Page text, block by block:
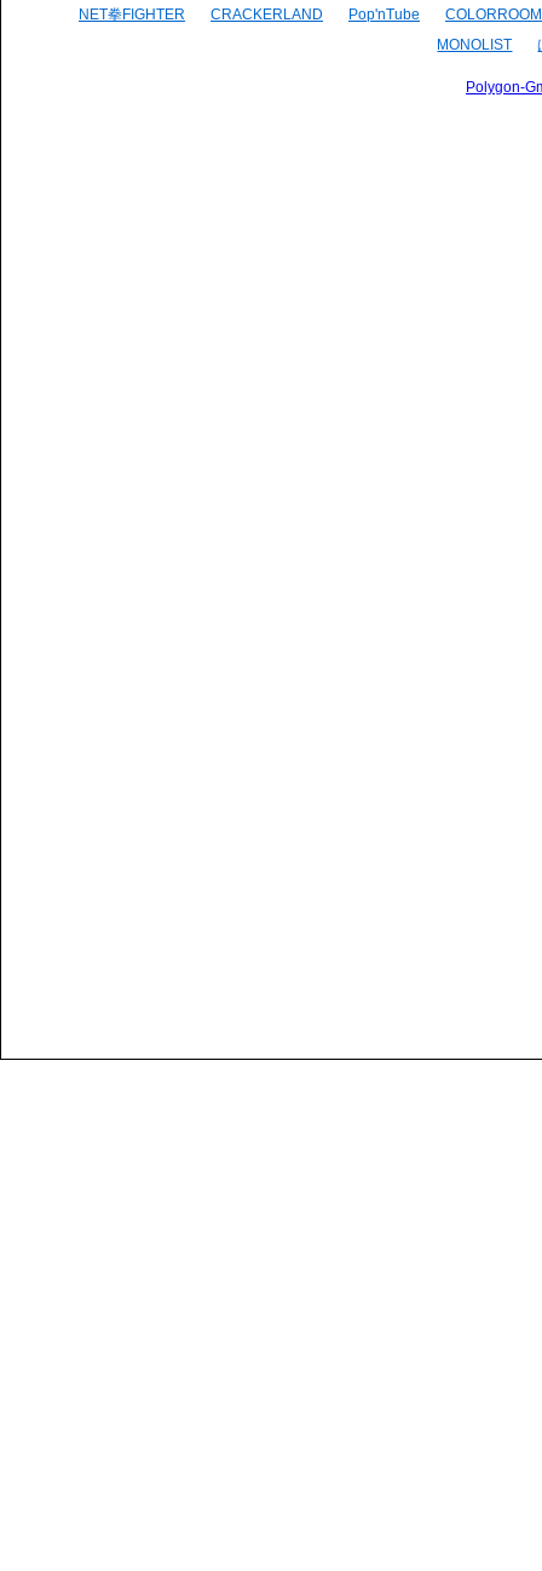
NET拳FIGHTER CRACKERLAND Pop'nTube
COLORROOM
MONOLIST
Polygon-